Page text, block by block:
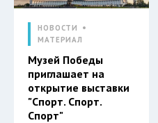
НОВОСТИ
МАТЕРИАЛ
Музей Победы
приглашает на
открытие выставки
"Спорт. Спорт.
Спорт"